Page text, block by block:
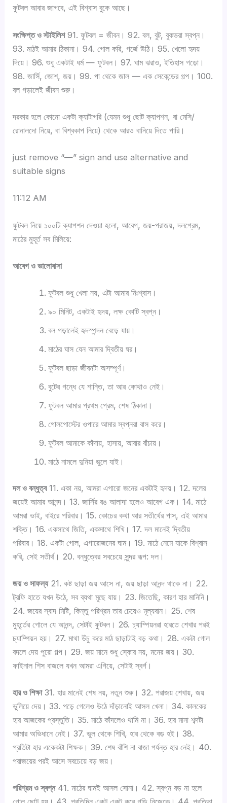
ফুটবল আবার জাগবে, এই বিশ্বাস বুকে আছে।
সংক্ষিপ্ত ও স্টাইলিশ91. ফুটবল = জীবন। 92. বল, বুট, বুকভরা স্বপ্ন।
93. মাঠই আমার ঠিকানা। 94. গোল করি, গর্জে উঠি। 95. খেলো হৃদয়
দিয়ে। 96. শুধু একটাই ধর্ম — ফুটবল। 97. ঘাম ঝরাও, ইতিহাস গড়ো।
98. জার্সি, জোশ, জয়। 99. পা থেকে জাল — এক সেকেন্ডের গল্প। 100.
বল গড়ালেই জীবন শুরু।
দরকার হলে কোনো একটা ক্যাটাগরি (যেমন শুধু ছোট ক্যাপশন, বা মেসি/
রোনালদো নিয়ে, বা বিশ্বকাপ নিয়ে) থেকে আরও বানিয়ে দিতে পারি।
Y
o
s
i
d
j
n
a
n
d
u
s
a
l
t
e
r
n
a
i
v
e
a
n
d
u
i
just remove “—” sign and use alternative and
suitable signs
11:12 AM
C
l
u
ল
নি
য়ে
১
০
০
ক্যা
প
শ
ন
দে
ও
য়া
লো
,
আ
বে
গ
,
য়
-
ফুটবল নিয়ে ১০০টি ক্যাপশন দেওয়া হলো, আবেগ, জয়-পরাজয়, দলপ্রেম,
মাঠের মুহূর্ত সব মিলিয়ে:
আবেগ ও ভালোবাসা
ফুটবল শুধু খেলা নয়, এটা আমার নিঃশ্বাস।
৯০ মিনিট, একটাই হৃদয়, লক্ষ কোটি স্বপ্ন।
বল গড়ালেই হৃদস্পন্দন বেড়ে যায়।
মাঠের ঘাস যেন আমার দ্বিতীয় ঘর।
ফুটবল ছাড়া জীবনটা অসম্পূর্ণ।
বুটের গন্ধে যে শান্তি, তা আর কোথাও নেই।
ফুটবল আমার প্রথম প্রেম, শেষ ঠিকানা।
গোলপোস্টের ওপারে আমার স্বপ্নরা বাস করে।
ফুটবল আমাকে কাঁদায়, হাসায়, আবার বাঁচায়।
মাঠে নামলে দুনিয়া ভুলে যাই।
দল ও বন্ধুত্ব11. একা নয়, আমরা এগারো জনের একটাই হৃদয়। 12. দলের
জয়েই আমার আনন্দ। 13. জার্সির রঙ আলাদা হলেও আবেগ এক। 14. মাঠে
আমরা ভাই, বাইরে পরিবার। 15. কোচের কথা আর সতীর্থের পাস, এই আমার
শক্তি। 16. একসাথে জিতি, একসাথে শিখি। 17. দল মানেই দ্বিতীয়
পরিবার। 18. একটা গোল, এগারোজনের ঘাম। 19. মাঠে নেমে যাকে বিশ্বাস
করি, সেই সতীর্থ। 20. বন্ধুত্বের সবচেয়ে সুন্দর রূপ: দল।
জয় ও সাফল্য21. কষ্ট ছাড়া জয় আসে না, জয় ছাড়া আনন্দ থাকে না। 22.
ট্রফি হাতে যখন উঠে, সব ব্যথা মুছে যায়। 23. জিতেছি, কারণ হার মানিনি।
24. জয়ের স্বাদ মিষ্টি, কিন্তু পরিশ্রম তার চেয়েও মূল্যবান। 25. শেষ
মুহূর্তের গোলে যে আনন্দ, সেটাই ফুটবল। 26. চ্যাম্পিয়নরা হারতে শেখার পরই
চ্যাম্পিয়ন হয়। 27. মাথা উঁচু করে মাঠ ছাড়াটাই বড় কথা। 28. একটা গোল
বদলে দেয় পুরো গল্প। 29. জয় মানে শুধু স্কোর নয়, মনের জয়। 30.
ফাইনাল শিস বাজলে যখন আমরা এগিয়ে, সেটাই স্বর্গ।
হার ও শিক্ষা31. হার মানেই শেষ নয়, নতুন শুরু। 32. পরাজয় শেখায়, জয়
ভুলিয়ে দেয়। 33. পড়ে গেলেও উঠে দাঁড়ানোই আসল খেলা। 34. কালকের
হার আজকের প্রস্তুতি। 35. মাঠে কাঁদলেও থামি না। 36. হার মানা শব্দটা
আমার অভিধানে নেই। 37. ভুল থেকে শিখি, হার থেকে বড় হই। 38.
প্রতিটা হার একেকটা শিক্ষক। 39. শেষ বাঁশি না বাজা পর্যন্ত হার নেই। 40.
পরাজয়ের পরই আসে সবচেয়ে বড় জয়।
পরিশ্রম ও স্বপ্ন41. মাঠের ঘামই আসল সোনা। 42. স্বপ্ন বড় না হলে